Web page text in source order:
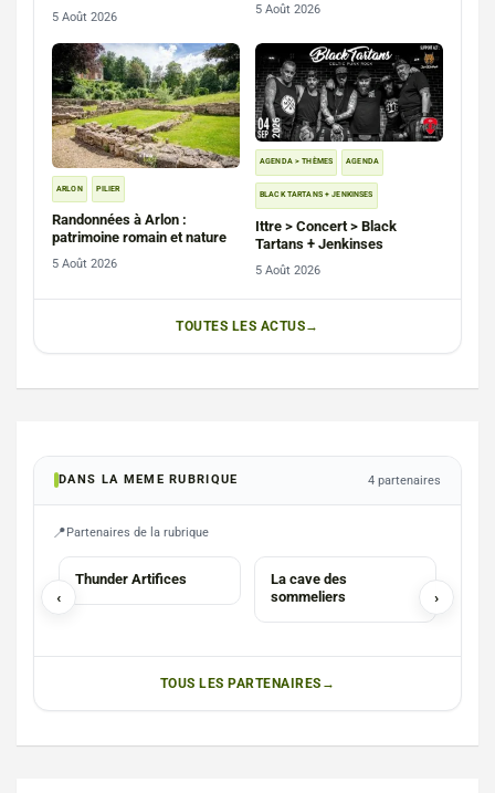
5 Août 2026
5 Août 2026
ARLON PILIER
Randonnées à Arlon :
patrimoine romain et nature
5 Août 2026
AGENDA > THÈMES AGENDA
BLACK TARTANS + JENKINSES
Ittre > Concert > Black
Tartans + Jenkinses
5 Août 2026
TOUTES LES ACTUS
DANS LA MEME RUBRIQUE 4 partenaires
Partenaires de la rubrique
‹ ›
SERVICES
Thunder Artifices
La cave des
sommeliers
TOUS LES PARTENAIRES